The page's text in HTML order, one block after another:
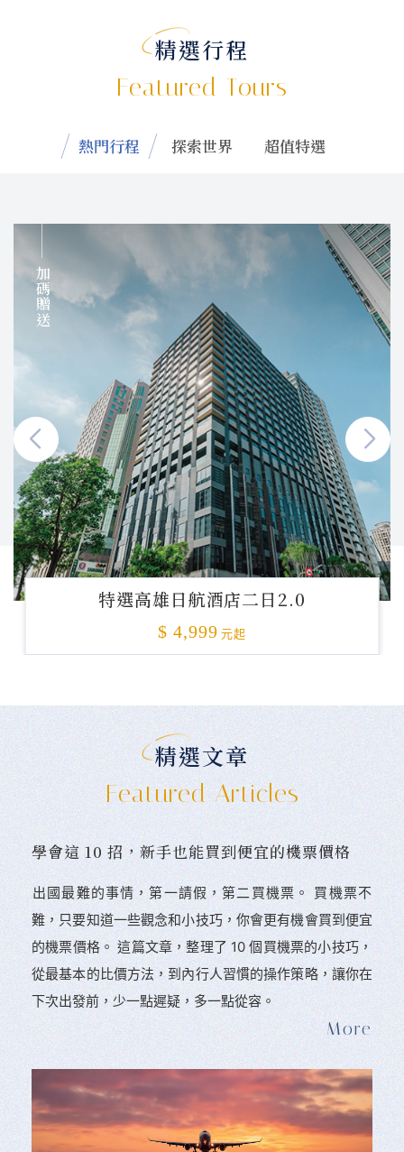
精選行程
Featured Tours
熱門行程 探索世界 超值特選
加碼贈送
特選高雄日航酒店二日2.0
$ 4,999 元起
精選文章
Featured Articles
學會這 10 招，新手也能買到便宜的機票價格
󠀠出國最難的事情，第一請假，第二買機票。 󠀠買機票不
難，只要知道一些觀念和小技巧，你會更有機會買到便宜
的機票價格。 這篇文章，整理了 10 個買機票的小技巧，
從最基本的比價方法，到內行人習慣的操作策略，讓你在
下次出發前，少一點遲疑，多一點從容。